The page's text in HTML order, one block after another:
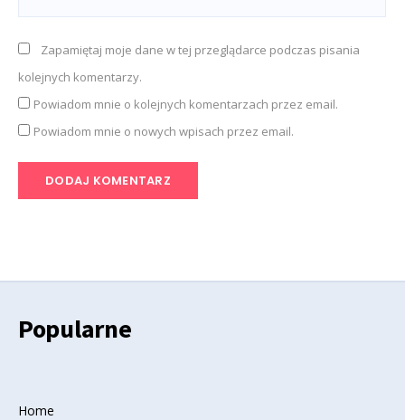
Zapamiętaj moje dane w tej przeglądarce podczas pisania
kolejnych komentarzy.
Powiadom mnie o kolejnych komentarzach przez email.
Powiadom mnie o nowych wpisach przez email.
Popularne
Home